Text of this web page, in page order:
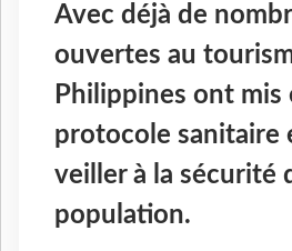
Avec déjà de
ouvertes au
Philippines ont mis
protocole sanitaire
veiller à la sécurité
population.